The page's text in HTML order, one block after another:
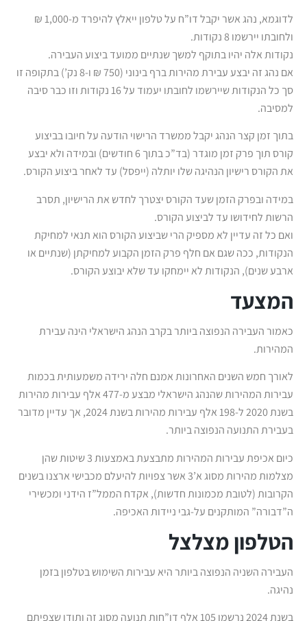
לדוגמא, נהג אשר יקבל דו”ח על טלפון ייאלץ להיפרד מ-1,000 ₪
ולחובתו יירשמו 8 נקודות.
נקודות אלה יהיו בתוקף למשך שנתיים ממועד ביצוע העבירה.
אם נהג זה יבצע עבירת מהירות ברף בינוני (750 ₪ ו-8 נק’) בתקופה זו
סך כל הנקודות שיירשמו לחובתו יעמוד על 16 נקודות וזו כבר סיבה
למסיבה.
בתוך זמן קצר הנהג יקבל ממשרד הרישוי הודעה על חיובו בביצוע
קורס תוך פרק זמן מוגדר (בד”כ בתוך 6 חודשים) ובמידה ולא יבצע
את הקורס רישיון הנהיגה שלו יותלה (ייפסל) עד לאחר ביצוע הקורס.
במידה ובפרק הזמן שעד הקורס יצטרך לחדש את הרישיון, תסרב
הרשות לחידושו עד לביצוע הקורס.
ואם כל זה עדיין לא מספיק הרי שביצוע הקורס הוא תנאי למחיקת
הנקודות, ככה שגם אם חלף פרק הזמן הקבוע למחיקתן (שנתיים או
ארבע שנים), הנקודות לא יימחקו עד שלא יבוצע הקורס.
המצעד
כאמור העבירה הנפוצה ביותר בקרב הנהג הישראלי הינה עבירת
המהירות.
לאורך חמש השנים האחרונות אמנם חלה ירידה משמעותית בכמות
עבירות המהירות שהנהג הישראלי מבצע מ-477 אלף עבירות מהירות
בשנת 2020 ל-198 אלף עבירות מהירות בשנת 2024, אך עדיין מדובר
בעבירת התנועה הנפוצה ביותר.
כיום אכיפת עבירות המהירות מתבצעת באמצעות 3 שיטות שהן
מצלמות מהירות מסוג א’3 אשר צפויות להיעלם מכבישי ארצנו בשנים
הקרובות (לטובת מכמונות חדשות), אקדח הממל”ז הידני ומכשירי
ה”דבורה” המותקנים על-גבי ניידות האכיפה.
הטלפון מצלצל
העבירה השניה הנפוצה ביותר היא עבירות השימוש בטלפון בזמן
נהיגה.
בשנת 2024 נרשמו 105 אלף דו”חות תנועה מסוג זה ותודו שצפיתם